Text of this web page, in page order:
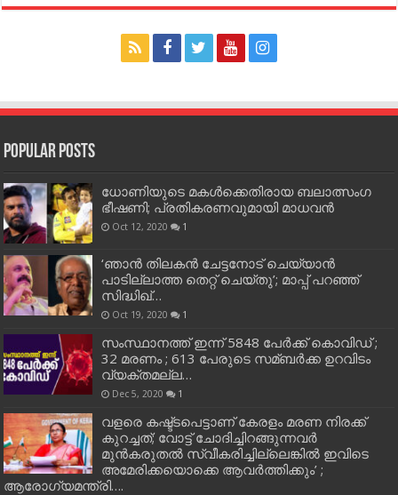
Popular Posts
ധോണിയുടെ മകള്‍ക്കെതിരായ ബലാത്സംഗ
ഭീഷണി; പ്രതികരണവുമായി മാധവന്‍
Oct 12, 2020 1
‘ഞാന്‍ തിലകന്‍ ചേട്ടനോട് ചെയ്യാന്‍
പാടില്ലാത്ത തെറ്റ് ചെയ്തു’; മാപ്പ് പറഞ്ഞ്
സിദ്ധിഖ്…
Oct 19, 2020 1
സംസ്ഥാനത്ത് ഇന്ന് 5848 പേര്‍ക്ക് കൊവി‌ഡ് ;
32 മരണം ; 613 പേരുടെ സമ്ബര്‍ക്ക ഉറവിടം
വ്യക്തമല്ല…
Dec 5, 2020 1
വളരെ കഷ്ട്ടപെട്ടാണ് കേരളം മരണ നിരക്ക്
കുറച്ചത്; വോട്ട് ചോദിച്ചിറങ്ങുന്നവർ
മുൻകരുതൽ സ്വീകരിച്ചില്ലെങ്കിൽ ഇവിടെ
അമേരിക്കയൊക്കെ ആവർത്തിക്കും’ ;
ആരോഗ്യമന്ത്രി….